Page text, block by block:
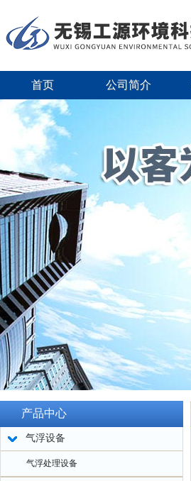
首页 公司简介
产品中心
气浮设备
气浮处理设备